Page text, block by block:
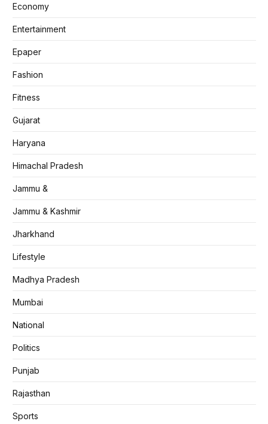
Economy
Entertainment
Epaper
Fashion
Fitness
Gujarat
Haryana
Himachal Pradesh
Jammu &
Jammu & Kashmir
Jharkhand
Lifestyle
Madhya Pradesh
Mumbai
National
Politics
Punjab
Rajasthan
Sports